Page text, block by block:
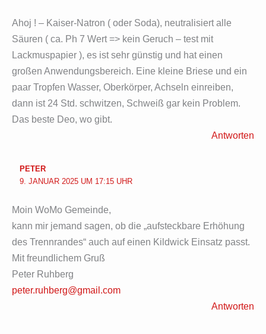
Ahoj ! – Kaiser-Natron ( oder Soda), neutralisiert alle
Säuren ( ca. Ph 7 Wert => kein Geruch – test mit
Lackmuspapier ), es ist sehr günstig und hat einen
großen Anwendungsbereich. Eine kleine Briese und ein
paar Tropfen Wasser, Oberkörper, Achseln einreiben,
dann ist 24 Std. schwitzen, Schweiß gar kein Problem.
Das beste Deo, wo gibt.
Antworten
PETER
9. JANUAR 2025 UM 17:15 UHR
Moin WoMo Gemeinde,
kann mir jemand sagen, ob die „aufsteckbare Erhöhung
des Trennrandes“ auch auf einen Kildwick Einsatz passt.
Mit freundlichem Gruß
Peter Ruhberg
peter.ruhberg@gmail.com
Antworten